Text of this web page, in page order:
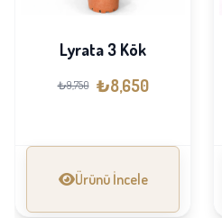
Lyrata 3 Kök
₺9,750 ₺8,650
Ürünü İncele